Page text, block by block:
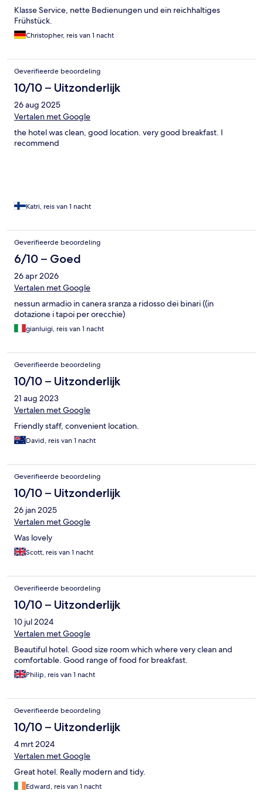
Klasse Service, nette Bedienungen und ein reichhaltiges
Frühstück.
Christopher, reis van 1 nacht
Geverifieerde beoordeling
10/10 – Uitzonderlijk
26 aug 2025
Vertalen met Google
the hotel was clean, good location. very good breakfast. I
recommend
Katri, reis van 1 nacht
Geverifieerde beoordeling
6/10 – Goed
26 apr 2026
Vertalen met Google
nessun armadio in canera sranza a ridosso dei binari ((in
dotazione i tapoi per orecchie)
gianluigi, reis van 1 nacht
Geverifieerde beoordeling
10/10 – Uitzonderlijk
21 aug 2023
Vertalen met Google
Friendly staff, convenient location.
David, reis van 1 nacht
Geverifieerde beoordeling
10/10 – Uitzonderlijk
26 jan 2025
Vertalen met Google
Was lovely
Scott, reis van 1 nacht
Geverifieerde beoordeling
10/10 – Uitzonderlijk
10 jul 2024
Vertalen met Google
Beautiful hotel. Good size room which where very clean and
comfortable. Good range of food for breakfast.
Philip, reis van 1 nacht
Geverifieerde beoordeling
10/10 – Uitzonderlijk
4 mrt 2024
Vertalen met Google
Great hotel. Really modern and tidy.
Edward, reis van 1 nacht